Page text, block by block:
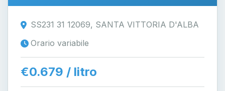
SS231 31 12069, SANTA VITTORIA D'ALBA
Orario variabile
€0.679 / litro